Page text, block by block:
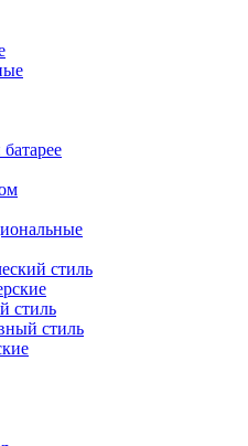
стиль
стиль
стиль